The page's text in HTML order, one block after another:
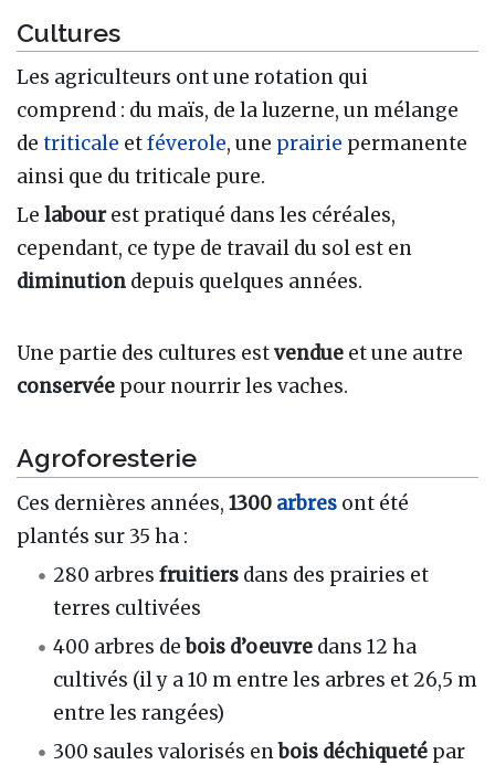
Cultures
Les agriculteurs ont une rotation qui
comprend : du maïs, de la luzerne, un mélange
de triticale etféverole, une prairie permanente
ainsi que du triticale pure.
Le labourest pratiqué dans les céréales,
cependant, ce type de travail du sol est en
diminution depuis quelques années.
Une partie des cultures estvendue et une autre
conservée pour nourrir les vaches.
Agroforesterie
Ces dernières années, 1300 arbres ont été
plantés sur 35 ha :
280 arbresfruitiers dans des prairies et
terres cultivées
400 arbres debois d’oeuvre dans 12 ha
cultivés (il y a 10 m entre les arbres et 26,5 m
entre les rangées)
300 saules valorisés enbois déchiqueté par